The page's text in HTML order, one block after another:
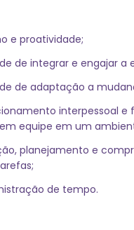
e proatividade;
de integrar e engajar a
de adaptação a
interpessoal e
equipe em um
planejamento e
de tempo.